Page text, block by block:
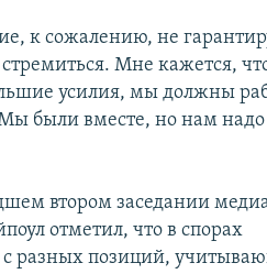
к сожалению, не
Мне кажется,
усилия, мы должны
были вместе, но нам
втором заседании
отметил, что в спорах
с разных позиций,